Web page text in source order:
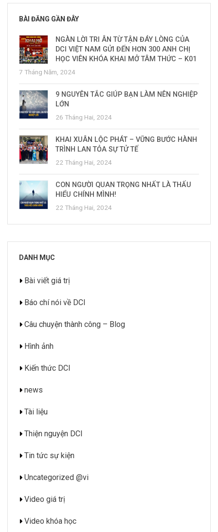
BÀI ĐĂNG GẦN ĐÂY
NGÀN LỜI TRI ÂN TỪ TẬN ĐÁY LÒNG CỦA
DCI VIỆT NAM GỬI ĐẾN HƠN 300 ANH CHỊ
HỌC VIÊN KHÓA KHAI MỞ TÂM THỨC – K01
7 Tháng Năm, 2024
9 NGUYÊN TẮC GIÚP BẠN LÀM NÊN NGHIỆP
LỚN
26 Tháng Hai, 2024
KHAI XUÂN LỘC PHÁT – VỮNG BƯỚC HÀNH
TRÌNH LAN TỎA SỰ TỬ TẾ
22 Tháng Hai, 2024
CON NGƯỜI QUAN TRỌNG NHẤT LÀ THẤU
HIỂU CHÍNH MÌNH!
22 Tháng Hai, 2024
DANH MỤC
Bài viết giá trị
Báo chí nói về DCI
Câu chuyện thành công – Blog
Hình ảnh
Kiến thức DCI
news
Tài liệu
Thiện nguyện DCI
Tin tức sự kiện
Uncategorized @vi
Video giá trị
Video khóa học